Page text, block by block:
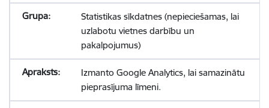
Statistikas sīkdatnes (nepieciešamas, lai
uzlabotu vietnes darbību un
pakalpojumus)
Izmanto Google Analytics, lai samazinātu
pieprasījuma līmeni.